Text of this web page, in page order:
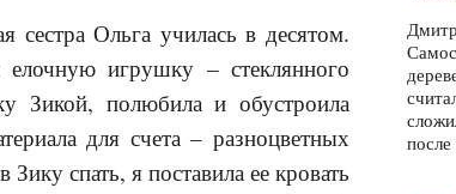
Ольга училась в десятом.
игрушку – стеклянного
Зикой, полюбила и обустроила
для счета – разноцветных
спать, я поставила ее кровать
после